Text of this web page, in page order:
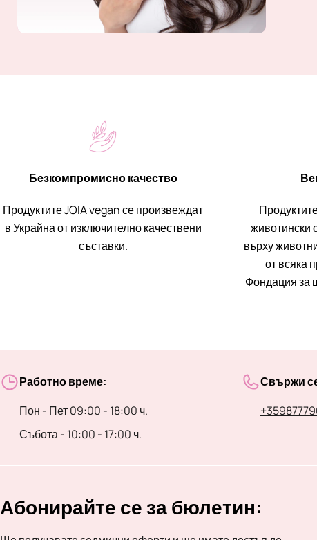
Безкомпромисно качество
Продуктите JOIA vegan се произвеждат
в Украйна от изключително качествени
съставки.
животински
върху
от всяка
Фондация за
Работно време:
Пон - Пет 09:00 - 18:00 ч.
Събота - 10:00 - 17:00 ч.
Свържи
Абонирайте се за бюлетин: